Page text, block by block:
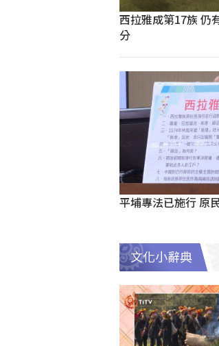
西拉雅成第17族 仍
分
平埔專法已施行 原
文化小辭典